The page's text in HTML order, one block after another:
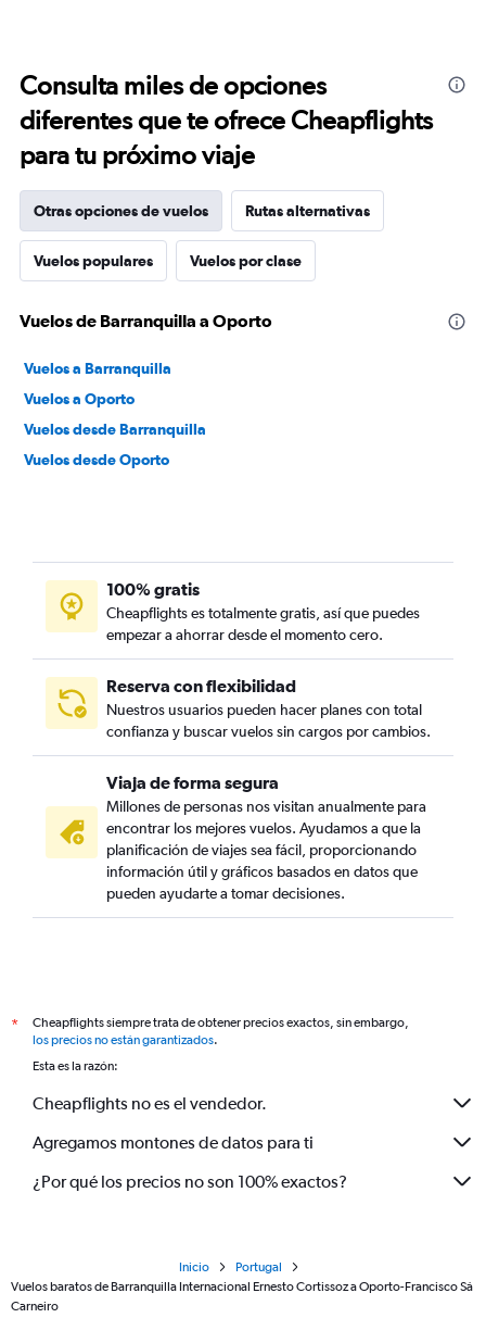
Consulta miles de opciones
diferentes que te ofrece Cheapflights
para tu próximo viaje
Otras opciones de vuelos Rutas alternativas
Vuelos populares Vuelos por clase
Vuelos de Barranquilla a Oporto
Vuelos a Barranquilla
Vuelos a Oporto
Vuelos desde Barranquilla
Vuelos desde Oporto
100% gratis
Cheapflights es totalmente gratis, así que puedes
empezar a ahorrar desde el momento cero.
Reserva con flexibilidad
Nuestros usuarios pueden hacer planes con total
confianza y buscar vuelos sin cargos por cambios.
Viaja de forma segura
Millones de personas nos visitan anualmente para
encontrar los mejores vuelos. Ayudamos a que la
planificación de viajes sea fácil, proporcionando
información útil y gráficos basados en datos que
pueden ayudarte a tomar decisiones.
*
Cheapflights siempre trata de obtener precios exactos, sin embargo,
los precios no están garantizados.
Esta es la razón:
Cheapflights no es el vendedor.
Agregamos montones de datos para ti
¿Por qué los precios no son 100% exactos?
Inicio
Portugal
Vuelos baratos de Barranquilla Internacional Ernesto Cortissoz a Oporto-Francisco Sá
Carneiro